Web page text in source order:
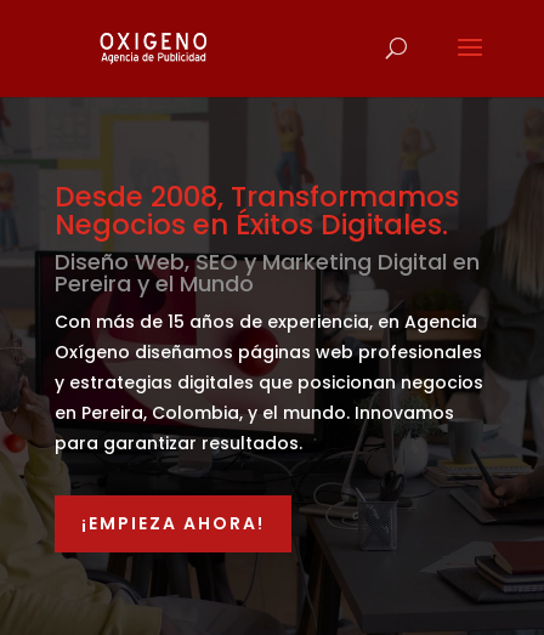
vídeo
Desde 2008, Transformamos
Negocios en Éxitos Digitales.
Diseño Web, SEO y Marketing Digital en
Pereira y el Mundo
Con más de 15 años de experiencia, en Agencia
Oxígeno diseñamos páginas web profesionales
y estrategias digitales que posicionan negocios
en Pereira, Colombia, y el mundo. Innovamos
para garantizar resultados.
¡EMPIEZA AHORA!